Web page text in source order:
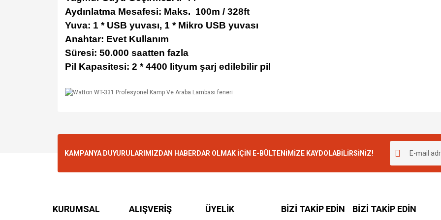
Aydınlatma Mesafesi: Maks. 100m / 328ft
Yuva: 1 * USB yuvası, 1 * Mikro USB yuvası
Anahtar: Evet Kullanım
Süresi: 50.000 saatten fazla
Pil Kapasitesi: 2 * 4400 lityum şarj edilebilir pil
KAMPANYA DUYURULARIMIZDAN HABERDAR OLMAK İÇİN E-BÜLTENİMİZE KAYDOLABİLİRSİNİZ!
KURUMSAL ALIŞVERİŞ ÜYELİK BİZİ TAKİP EDİN BİZİ TAKİP EDİN